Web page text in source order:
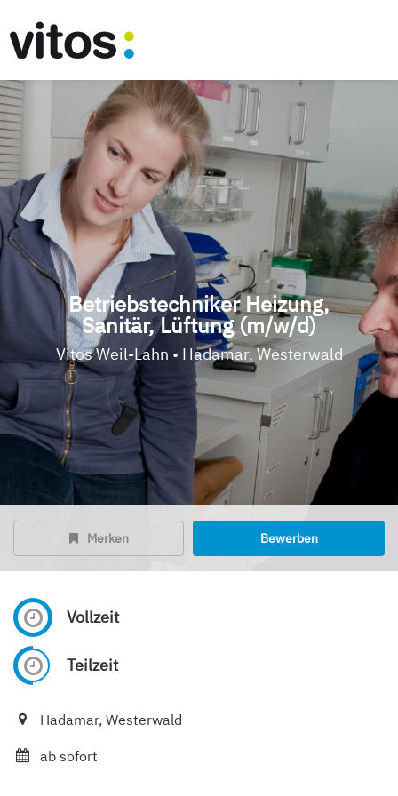
Betriebstechniker Heizung,
Sanitär, Lüftung (m/w/d)
Vitos Weil-Lahn • Hadamar, Westerwald
Merken Bewerben
Vollzeit
Teilzeit
Hadamar, Westerwald
ab sofort